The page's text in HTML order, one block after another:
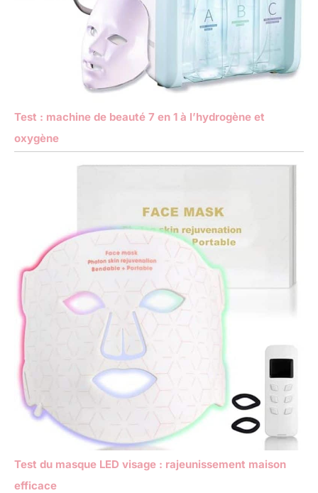
Test : machine de beauté 7 en 1 à l’hydrogène et
oxygène
Test du masque LED visage : rajeunissement maison
efficace